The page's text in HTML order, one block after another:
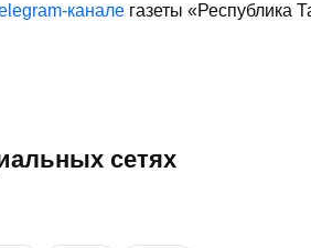
канале газеты «Республика
сетях